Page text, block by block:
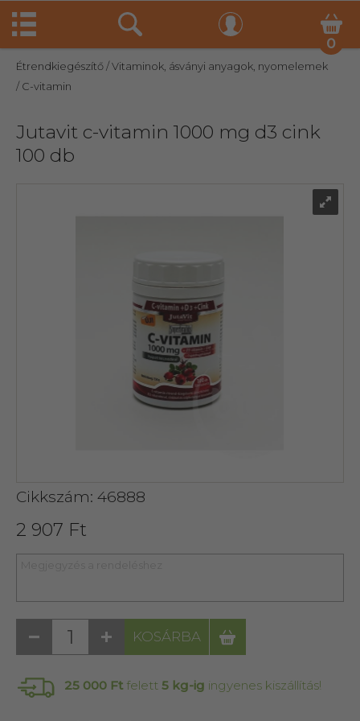
0
Étrendkiegészítő/ Vitaminok, ásványi anyagok, nyomelemek
/ C-vitamin
Jutavit c-vitamin 1000 mg d3 cink
100 db
Cikkszám: 46888
2 907 Ft
KOSÁRBA
25 000 Ftfelett 5 kg-ig ingyenes kiszállítás!